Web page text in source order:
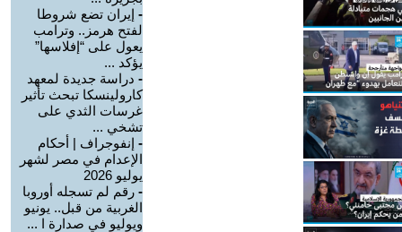
- إيران تضع شروطا
لفتح هرمز.. وترامب
يعول على “إفلاسها”
يؤكد ...
- دراسة جديدة لمعهد
كارولينسكا تبحث تأثير
غرسات الثدي على
تشخي ...
- إنفوجراف | أحكام
الإعدام في مصر لشهر
يوليو 2026
- رقم لم تسجله أوروبا
الغربية من قبل.. يونيو
ويوليو في صدارة ا ...